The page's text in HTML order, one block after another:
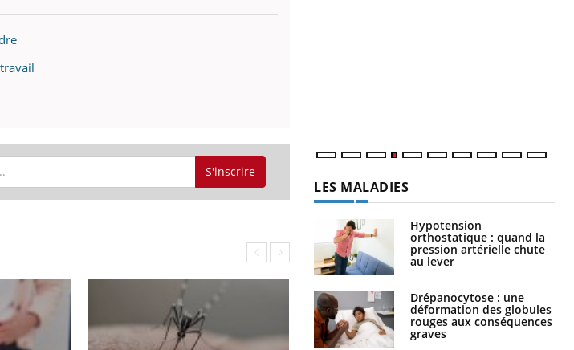
S'inscrire
LES MALADIES
Hypotension
orthostatique : quand la
pression artérielle chute
au lever
Drépanocytose : une
déformation des globules
rouges aux conséquences
graves